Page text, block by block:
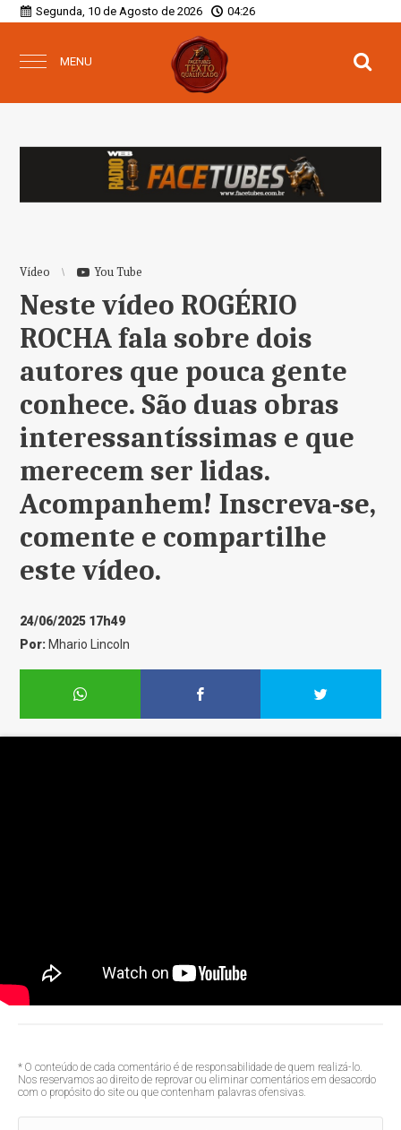
Segunda, 10 de Agosto de 2026 04:26
MENU
Vídeo You Tube
Neste vídeo ROGÉRIO
ROCHA fala sobre dois
autores que pouca gente
conhece. São duas obras
interessantíssimas e que
merecem ser lidas.
Acompanhem! Inscreva-se,
comente e compartilhe
este vídeo.
24/06/2025 17h49
Por: Mhario Lincoln
* O conteúdo de cada comentário é de responsabilidade de quem realizá-lo.
Nos reservamos ao direito de reprovar ou eliminar comentários em desacordo
com o propósito do site ou que contenham palavras ofensivas.